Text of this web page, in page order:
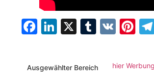
Facebook
LinkedIn
X Tumblr
VK
Ausgewählter Bereich hier